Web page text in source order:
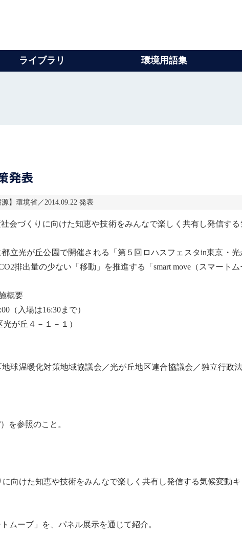
ライブラリ 環境用語集
発表
】環境省／2014.09.22 発表
会づくりに向けた知恵や技術をみんなで楽しく共有し発信する
立光が丘公園で開催される「第５回ロハスフェスタin東京・光
排出量の少ない「移動」を推進する「smart move（スマート
概要
（入場は16:30まで）
が丘４－１－１）
地球温暖化対策地域協議会／光が丘地区連合協議会／独立行政
を参照のこと。
向けた知恵や技術をみんなで楽しく共有し発信する気候変動
ムーブ」を、パネル展示を通じて紹介。